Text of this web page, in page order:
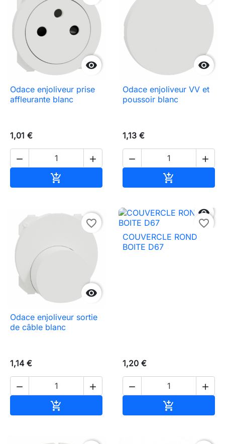

Odace enjoliveur prise
affleurante blanc
1,01 €
 


Odace enjoliveur VV et
poussoir blanc
1,13 €
 


favorite_border
Odace enjoliveur sortie
de câble blanc
1,14 €
 


favorite_border
COUVERCLE ROND
BOITE D67
1,20 €
 
